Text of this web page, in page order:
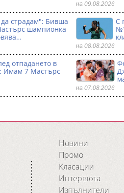
на 09.08.2026
страдам": Бивша
шампионка
С
на 08.08.2026
отпадането в
Имам 7 Мастърс
на 07.08.2026
Новини
Промо
Класации
Интервюта
Изпълнители